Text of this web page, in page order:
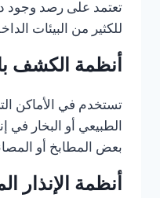
تعتمد على رصد وجود
للكثير من البيئات
أنظمة الكشف
تستخدم في الأماكن
الطبيعي أو البخار في
بعض المطابخ أو
أنظمة الإنذار